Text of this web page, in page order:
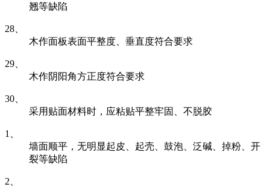
翘等缺陷
28、
木作面板表面平整度、垂直度符合要求
29、
木作阴阳角方正度符合要求
30、
采用贴面材料时，应粘贴平整牢固、不脱胶
1、
墙面顺平，无明显起皮、起壳、鼓泡、泛碱、掉粉、开
裂等缺陷
2、